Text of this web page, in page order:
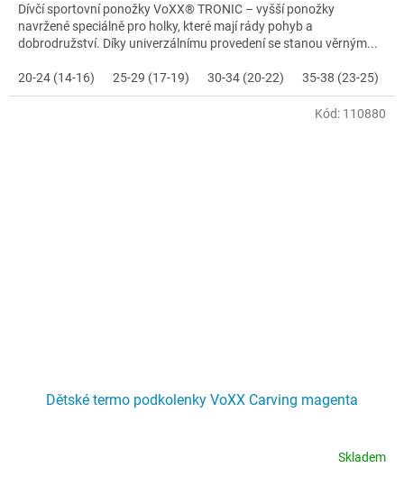
Dívčí sportovní ponožky VoXX® TRONIC – vyšší ponožky
navržené speciálně pro holky, které mají rády pohyb a
dobrodružství. Díky univerzálnímu provedení se stanou věrným...
20-24 (14-16) 25-29 (17-19) 30-34 (20-22) 35-38 (23-25)
Dětské termo podkolenky VoXX Carving magenta
Skladem
Kód: 110880